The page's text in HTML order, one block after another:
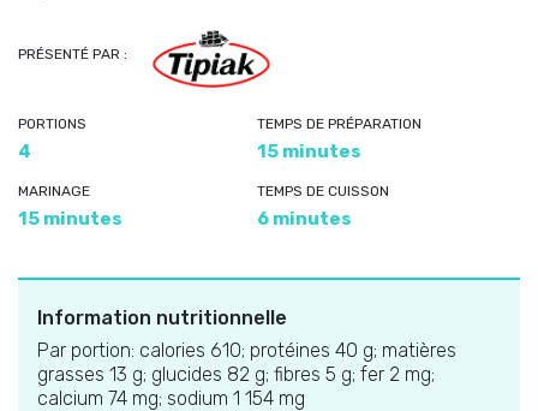
PRÉSENTÉ PAR :
PORTIONS
4
TEMPS DE PRÉPARATION
15 minutes
MARINAGE
15 minutes
TEMPS DE CUISSON
6 minutes
Information nutritionnelle
Par portion: calories 610; protéines 40 g; matières
grasses 13 g; glucides 82 g; fibres 5 g; fer 2 mg;
calcium 74 mg; sodium 1 154 mg